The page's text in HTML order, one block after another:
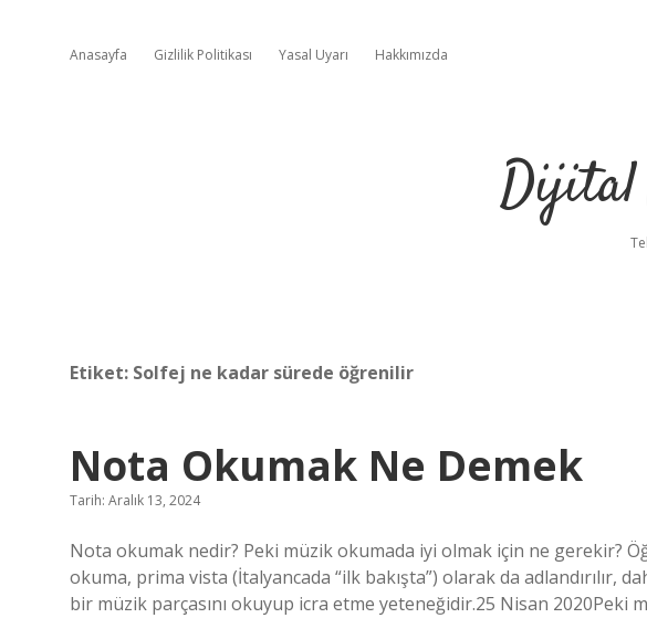
Anasayfa Gizlilik Politikası Yasal Uyarı Hakkımızda
Dijital
Etiket: Solfej ne kadar sürede öğrenilir
Nota Okumak Ne Demek
Tarih: Aralık 13, 2024
Nota okumak nedir? Peki müzik okumada iyi olmak için ne gerekir?
okuma, prima vista (İtalyancada “ilk bakışta”) olarak da adlandırılır,
bir müzik parçasını okuyup icra etme yeteneğidir.25 Nisan 2020Peki